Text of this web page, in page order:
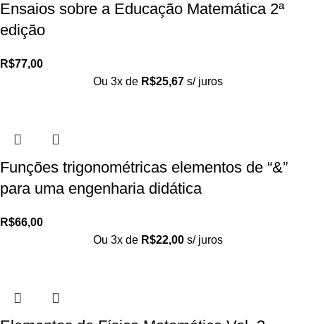
Ensaios sobre a Educação Matemática 2ª
edição
R$77,00
Ou 3x de R$25,67 s/ juros
Funções trigonométricas elementos de “&”
para uma engenharia didática
R$66,00
Ou 3x de R$22,00 s/ juros